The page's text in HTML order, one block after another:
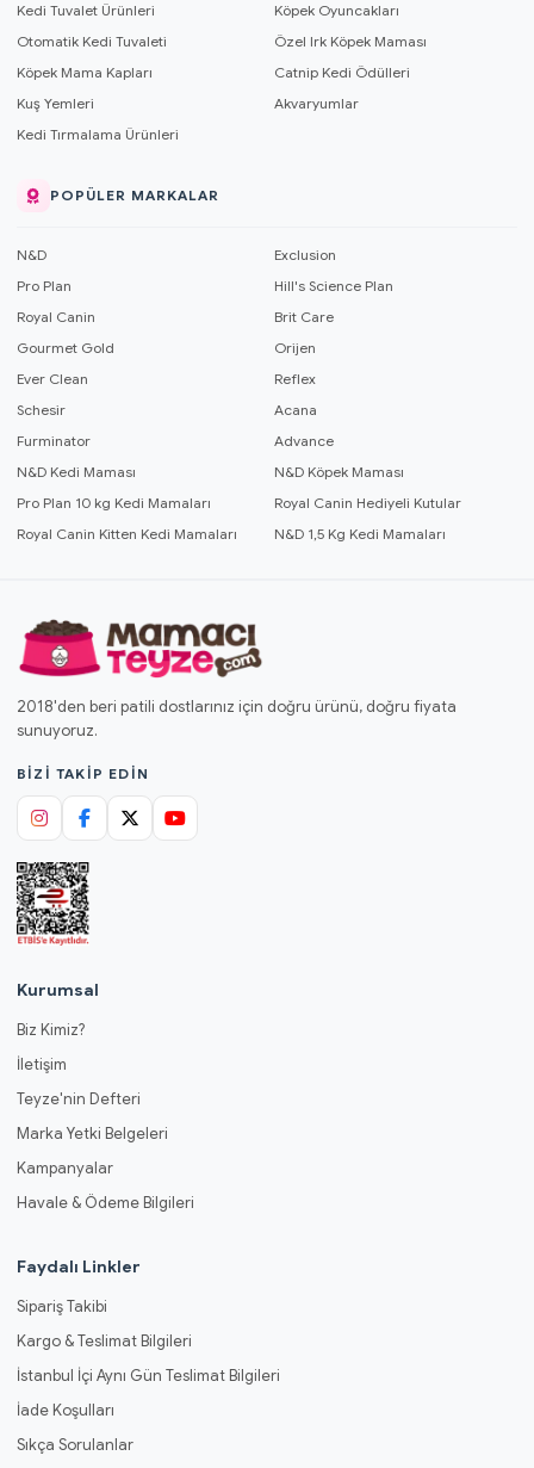
Kedi Tuvalet Ürünleri
Köpek Oyuncakları
Otomatik Kedi Tuvaleti
Özel Irk Köpek Maması
Köpek Mama Kapları
Catnip Kedi Ödülleri
Kuş Yemleri
Akvaryumlar
Kedi Tırmalama Ürünleri
POPÜLER MARKALAR
N&D
Exclusion
Pro Plan
Hill's Science Plan
Royal Canin
Brit Care
Gourmet Gold
Orijen
Ever Clean
Reflex
Schesir
Acana
Furminator
Advance
N&D Kedi Maması
N&D Köpek Maması
Pro Plan 10 kg Kedi Mamaları
Royal Canin Hediyeli Kutular
Royal Canin Kitten Kedi Mamaları
N&D 1,5 Kg Kedi Mamaları
2018'den beri patili dostlarınız için doğru ürünü, doğru fiyata
sunuyoruz.
BIZI TAKIP EDIN
Kurumsal
Biz Kimiz?
İletişim
Teyze'nin Defteri
Marka Yetki Belgeleri
Kampanyalar
Havale & Ödeme Bilgileri
Faydalı Linkler
Sipariş Takibi
Kargo & Teslimat Bilgileri
İstanbul İçi Aynı Gün Teslimat Bilgileri
İade Koşulları
Sıkça Sorulanlar